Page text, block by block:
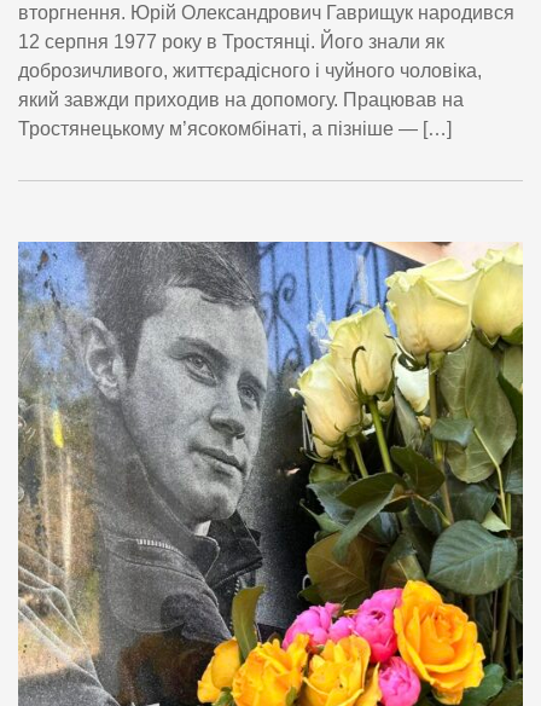
вторгнення. Юрій Олександрович Гаврищук народився
12 серпня 1977 року в Тростянці. Його знали як
доброзичливого, життєрадісного і чуйного чоловіка,
який завжди приходив на допомогу. Працював на
Тростянецькому м’ясокомбінаті, а пізніше — […]